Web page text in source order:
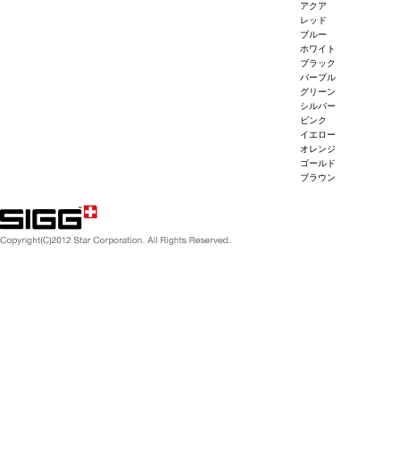
アクア
レッド
ブルー
ホワイト
ブラック
パープル
グリーン
シルバー
ピンク
イエロー
オレンジ
ゴールド
ブラウン